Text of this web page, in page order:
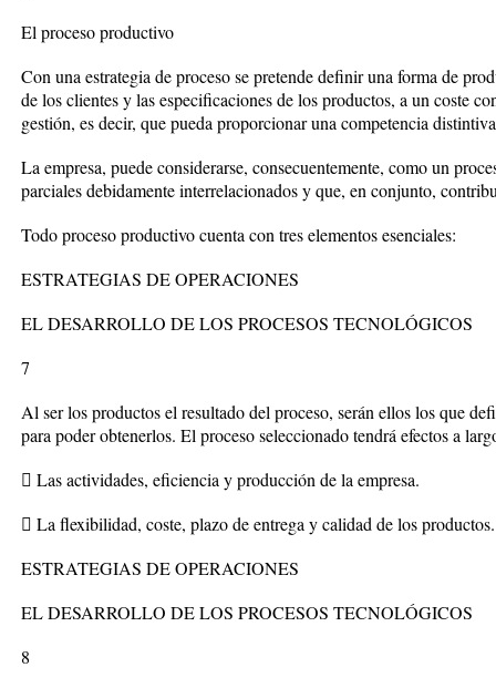
El proceso productivo
Con una estrategia de proceso se pretende definir una forma de
de los clientes y las especificaciones de los productos, a un coste
gestión, es decir, que pueda proporcionar una competencia
La empresa, puede considerarse, consecuentemente, como un
parciales debidamente interrelacionados y que, en conjunto,
Todo proceso productivo cuenta con tres elementos esenciales:
ESTRATEGIAS DE OPERACIONES
EL DESARROLLO DE LOS PROCESOS TECNOLÓGICOS
7
Al ser los productos el resultado del proceso, serán ellos los que
para poder obtenerlos. El proceso seleccionado tendrá efectos a
 Las actividades, eficiencia y producción de la empresa.
 La flexibilidad, coste, plazo de entrega y calidad de los productos.
ESTRATEGIAS DE OPERACIONES
EL DESARROLLO DE LOS PROCESOS TECNOLÓGICOS
8